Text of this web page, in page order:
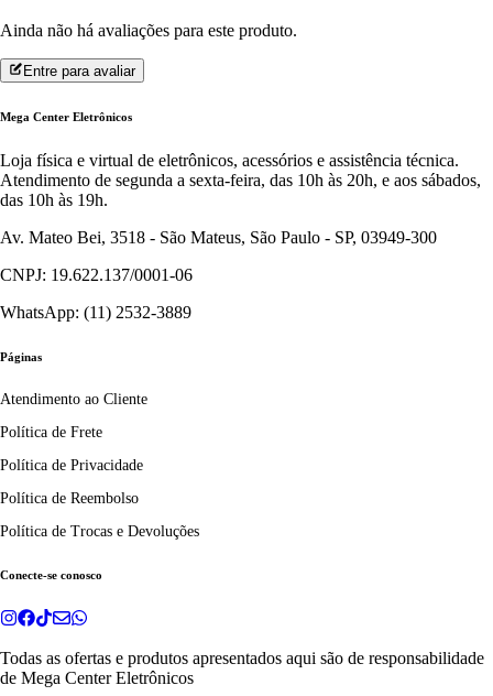
Ainda não há avaliações para este produto.
Entre para avaliar
Mega Center Eletrônicos
Loja física e virtual de eletrônicos, acessórios e assistência técnica.
Atendimento de segunda a sexta-feira, das 10h às 20h, e aos sábados,
das 10h às 19h.
Av. Mateo Bei, 3518 - São Mateus, São Paulo - SP, 03949-300
CNPJ: 19.622.137/0001-06
WhatsApp: (11) 2532-3889
Páginas
Atendimento ao Cliente
Política de Frete
Política de Privacidade
Política de Reembolso
Política de Trocas e Devoluções
Conecte-se conosco
Todas as ofertas e produtos apresentados aqui são de responsabilidade
de Mega Center Eletrônicos